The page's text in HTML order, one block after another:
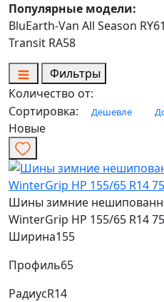
Популярные модели:
BluEarth-Van All Season
Transit RA58
Фильтры
Количество от:
Сортировка:
Дешевле
Новые
Шины зимние
WinterGrip HP 155/65 R14
Ширина155
Профиль65
РадиусR14